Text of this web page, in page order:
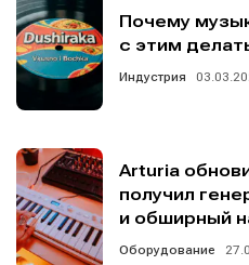
Почему
с этим
Индустрия
Arturia
получил
и обширный
Оборудование